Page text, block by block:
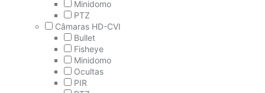
Minidomo
PTZ
Câmaras HD-CVI
Bullet
Fisheye
Minidomo
Ocultas
PIR